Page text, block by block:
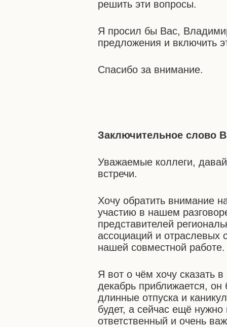
решить эти вопросы.
Я просил бы Вас,
предложения и включить
Спасибо за внимание.
Заключительное слово
Уважаемые коллеги,
встречи.
Хочу обратить внимание
участию в нашем
представителей
ассоциаций и отраслевых
нашей совместной работе.
Я вот о чём хочу сказать
декабрь приближается,
длинные отпуска и
будет, а сейчас ещё нужно
ответственный и очень